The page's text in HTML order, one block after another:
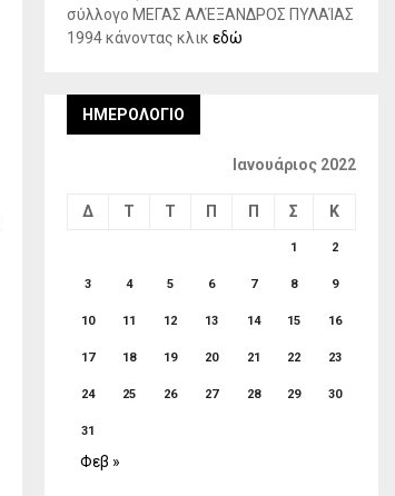
σύλλογο ΜΕΓΑΣ ΑΛΈΞΑΝΔΡΟΣ ΠΥΛΑΊΑΣ
1994 κάνοντας κλικ εδώ
ΗΜΕΡΟΛΌΓΙΟ
Ιανουάριος 2022
Δ Τ Τ Π Π Σ Κ
1 2
3 4 5 6 7 8 9
10 11 12 13 14 15 16
17 18 19 20 21 22 23
24 25 26 27 28 29 30
31
Φεβ »